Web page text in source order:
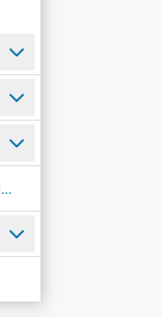
MIĘDZYZAKŁADOWA KASA ZAPOMOGOWO-POŻYCZKOWA